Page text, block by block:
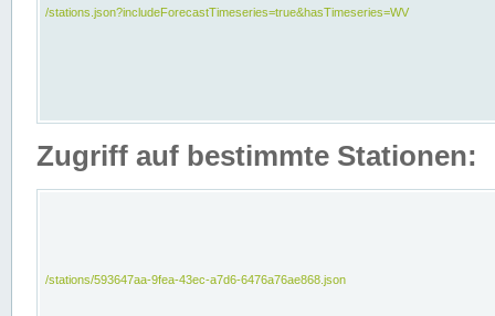
/stations.json?includeForecastTimeseries=true&hasTimeseries=WV
Zugriff auf bestimmte Stationen:
/stations/593647aa-9fea-43ec-a7d6-6476a76ae868.json